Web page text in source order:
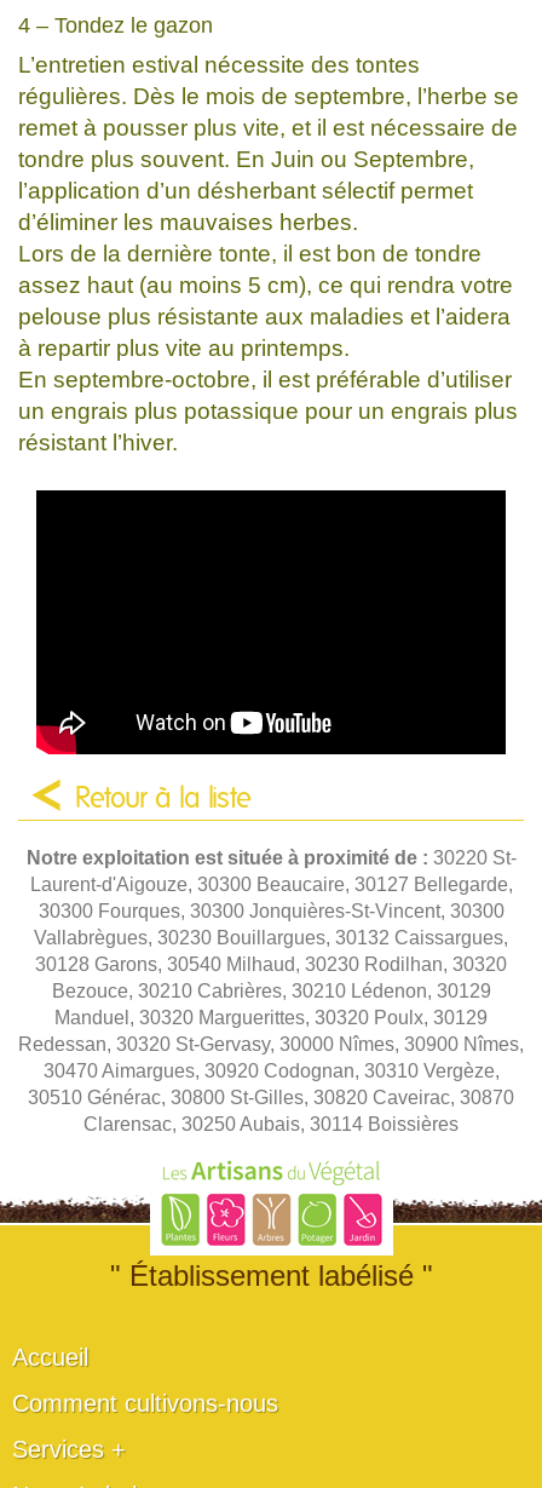
4 – Tondez le gazon
L’entretien estival nécessite des tontes
régulières. Dès le mois de septembre, l’herbe se
remet à pousser plus vite, et il est nécessaire de
tondre plus souvent. En Juin ou Septembre,
l’application d’un désherbant sélectif permet
d’éliminer les mauvaises herbes.
Lors de la dernière tonte, il est bon de tondre
assez haut (au moins 5 cm), ce qui rendra votre
pelouse plus résistante aux maladies et l’aidera
à repartir plus vite au printemps.
En septembre-octobre, il est préférable d’utiliser
un engrais plus potassique pour un engrais plus
résistant l’hiver.
Retour à la liste
Notre exploitation est située à proximité de : 30220 St-
Laurent-d'Aigouze, 30300 Beaucaire, 30127 Bellegarde,
30300 Fourques, 30300 Jonquières-St-Vincent, 30300
Vallabrègues, 30230 Bouillargues, 30132 Caissargues,
30128 Garons, 30540 Milhaud, 30230 Rodilhan, 30320
Bezouce, 30210 Cabrières, 30210 Lédenon, 30129
Manduel, 30320 Marguerittes, 30320 Poulx, 30129
Redessan, 30320 St-Gervasy, 30000 Nîmes, 30900 Nîmes,
30470 Aimargues, 30920 Codognan, 30310 Vergèze,
30510 Générac, 30800 St-Gilles, 30820 Caveirac, 30870
Clarensac, 30250 Aubais, 30114 Boissières
" Établissement labélisé "
Accueil
Comment cultivons-nous
Services +